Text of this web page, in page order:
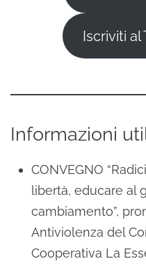
Iscriviti al
Informazioni
CONVEGNO
libertà, educare al
cambiamento”,
Antiviolenza del
Cooperativa La